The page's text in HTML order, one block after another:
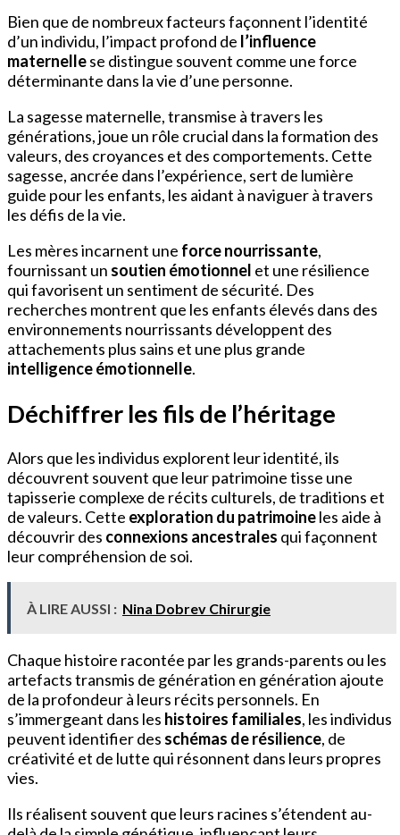
Bien que de nombreux facteurs façonnent l’identité
d’un individu, l’impact profond de l’influence
maternellese distingue souvent comme une force
déterminante dans la vie d’une personne.
La sagesse maternelle, transmise à travers les
générations, joue un rôle crucial dans la formation des
valeurs, des croyances et des comportements. Cette
sagesse, ancrée dans l’expérience, sert de lumière
guide pour les enfants, les aidant à naviguer à travers
les défis de la vie.
Les mères incarnent une force nourrissante,
fournissant un soutien émotionnel et une résilience
qui favorisent un sentiment de sécurité. Des
recherches montrent que les enfants élevés dans des
environnements nourrissants développent des
attachements plus sains et une plus grande
intelligence émotionnelle.
Déchiffrer les fils de l’héritage
Alors que les individus explorent leur identité, ils
découvrent souvent que leur patrimoine tisse une
tapisserie complexe de récits culturels, de traditions et
de valeurs. Cette exploration du patrimoineles aide à
découvrir des connexions ancestrales qui façonnent
leur compréhension de soi.
À LIRE AUSSI : Nina Dobrev Chirurgie
Chaque histoire racontée par les grands-parents ou les
artefacts transmis de génération en génération ajoute
de la profondeur à leurs récits personnels. En
s’immergeant dans les histoires familiales, les individus
peuvent identifier des schémas de résilience, de
créativité et de lutte qui résonnent dans leurs propres
vies.
Ils réalisent souvent que leurs racines s’étendent au-